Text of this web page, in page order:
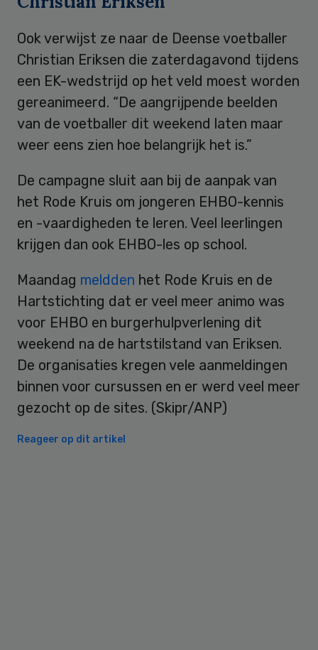
Ook verwijst ze naar de Deense voetballer
Christian Eriksen die zaterdagavond tijdens
een EK-wedstrijd op het veld moest worden
gereanimeerd. “De aangrijpende beelden
van de voetballer dit weekend laten maar
weer eens zien hoe belangrijk het is.”
De campagne sluit aan bij de aanpak van
het Rode Kruis om jongeren EHBO-kennis
en -vaardigheden te leren. Veel leerlingen
krijgen dan ook EHBO-les op school.
Maandag meldden het Rode Kruis en de
Hartstichting dat er veel meer animo was
voor EHBO en burgerhulpverlening dit
weekend na de hartstilstand van Eriksen.
De organisaties kregen vele aanmeldingen
binnen voor cursussen en er werd veel meer
gezocht op de sites. (Skipr/ANP)
Reageer op dit artikel